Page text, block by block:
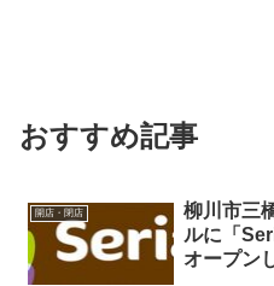
おすすめ記事
開店・閉店
柳川市三
ルに「
オープン